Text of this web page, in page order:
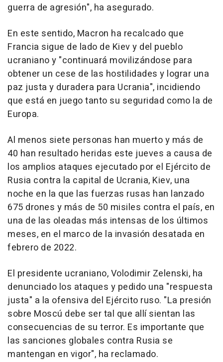
guerra de agresión", ha asegurado.
En este sentido, Macron ha recalcado que
Francia sigue de lado de Kiev y del pueblo
ucraniano y "continuará movilizándose para
obtener un cese de las hostilidades y lograr una
paz justa y duradera para Ucrania", incidiendo
que está en juego tanto su seguridad como la de
Europa.
Al menos siete personas han muerto y más de
40 han resultado heridas este jueves a causa de
los amplios ataques ejecutado por el Ejército de
Rusia contra la capital de Ucrania, Kiev, una
noche en la que las fuerzas rusas han lanzado
675 drones y más de 50 misiles contra el país, en
una de las oleadas más intensas de los últimos
meses, en el marco de la invasión desatada en
febrero de 2022.
El presidente ucraniano, Volodimir Zelenski, ha
denunciado los ataques y pedido una "respuesta
justa" a la ofensiva del Ejército ruso. "La presión
sobre Moscú debe ser tal que allí sientan las
consecuencias de su terror. Es importante que
las sanciones globales contra Rusia se
mantengan en vigor", ha reclamado.